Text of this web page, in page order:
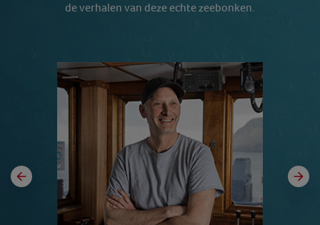
de verhalen van deze echte zeebonken.